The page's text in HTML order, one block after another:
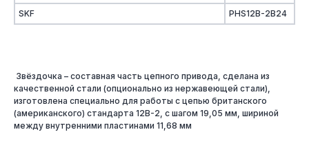
SKF PHS12B-2B24
Звёздочка – составная часть цепного привода, сделана из
качественной стали (опционально из нержавеющей стали),
изготовлена специально для работы с цепью британского
(американского) стандарта 12B-2, с шагом 19,05 мм, шириной
между внутренними пластинами 11,68 мм